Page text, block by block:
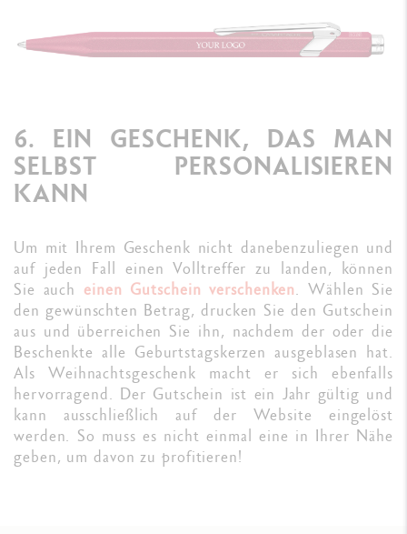
6. EIN GESCHENK, DAS MAN
SELBST PERSONALISIEREN
KANN
Um mit Ihrem Geschenk nicht danebenzuliegen und
auf jeden Fall einen Volltreffer zu landen, können
Sie auch einen Gutschein verschenken. Wählen Sie
den gewünschten Betrag, drucken Sie den Gutschein
aus und überreichen Sie ihn, nachdem der oder die
Beschenkte alle Geburtstagskerzen ausgeblasen hat.
Als Weihnachtsgeschenk macht er sich ebenfalls
hervorragend. Der Gutschein ist ein Jahr gültig und
kann ausschließlich auf der Website eingelöst
werden. So muss es nicht einmal eine in Ihrer Nähe
geben, um davon zu profitieren!